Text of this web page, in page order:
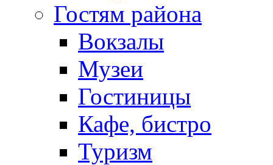
Гостям района
Вокзалы
Музеи
Гостиницы
Кафе, бистро
Туризм